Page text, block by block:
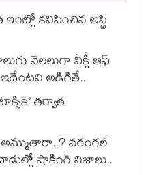
కనిపించిన అస్థి
నెలలుగా వీక్లీ ఆఫ్
ఇదేంటని అడిగితే..
తర్వాత
వరంగల్
షాకింగ్ నిజాలు..